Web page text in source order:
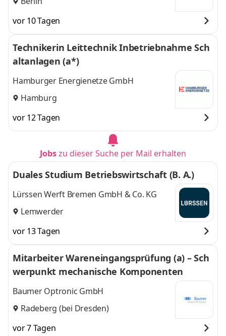
vor 10 Tagen
Technikerin Leittechnik Inbetriebnahme Sch
altanlagen (a*)
Hamburger Energienetze GmbH
Hamburg
vor 12 Tagen
Jobszu dieser Suche per Mail erhalten
Duales Studium Betriebswirtschaft (B. A.)
Lürssen Werft Bremen GmbH & Co. KG
Lemwerder
vor 13 Tagen
Mitarbeiter Wareneingangsprüfung (a) – Sch
werpunkt mechanische Komponenten
Baumer Optronic GmbH
Radeberg (bei Dresden)
vor 7 Tagen